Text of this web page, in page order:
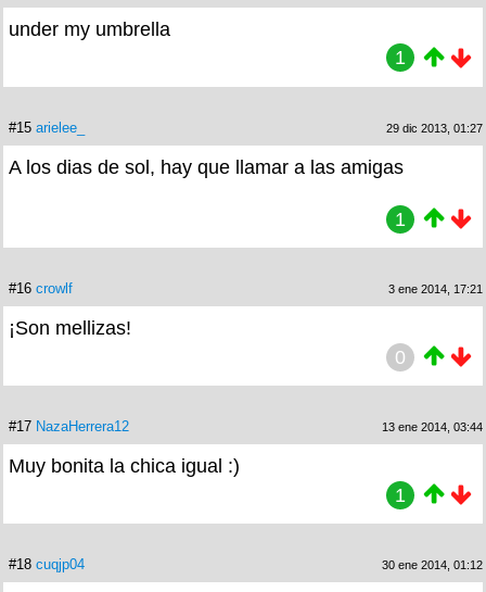
under my umbrella
1
#15 arielee_ 29 dic 2013, 01:27
A los dias de sol, hay que llamar a las amigas
1
#16 crowlf 3 ene 2014, 17:21
¡Son mellizas!
0
#17 NazaHerrera12 13 ene 2014, 03:44
Muy bonita la chica igual :)
1
#18 cuqjp04 30 ene 2014, 01:12